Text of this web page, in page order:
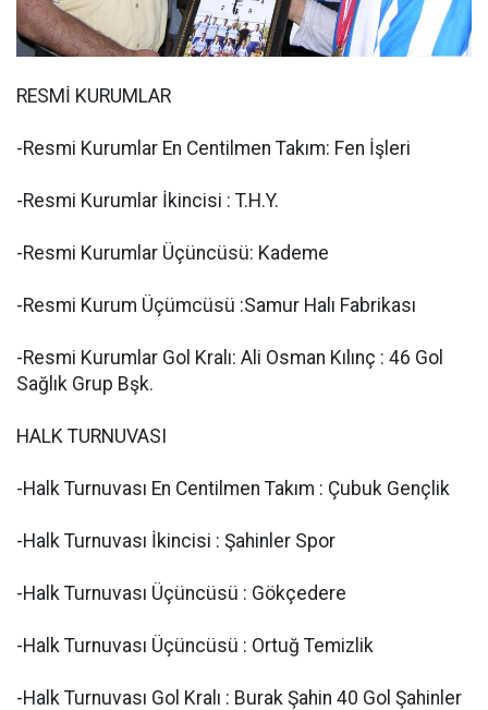
RESMİ KURUMLAR
-Resmi Kurumlar En Centilmen Takım: Fen İşleri
-Resmi Kurumlar İkincisi : T.H.Y.
-Resmi Kurumlar Üçüncüsü: Kademe
-Resmi Kurum Üçümcüsü :Samur Halı Fabrikası
-Resmi Kurumlar Gol Kralı: Ali Osman Kılınç : 46 Gol
Sağlık Grup Bşk.
HALK TURNUVASI
-Halk Turnuvası En Centilmen Takım : Çubuk Gençlik
-Halk Turnuvası İkincisi : Şahinler Spor
-Halk Turnuvası Üçüncüsü : Gökçedere
-Halk Turnuvası Üçüncüsü : Ortuğ Temizlik
-Halk Turnuvası Gol Kralı : Burak Şahin 40 Gol Şahinler